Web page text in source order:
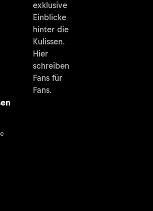
exklusive
Einblicke
hinter die
Kulissen.
Hier
schreiben
Fans für
Fans.